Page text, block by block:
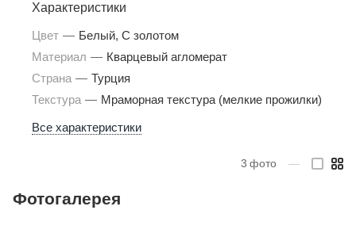
Характеристики
Цвет — Белый, С золотом
Материал — Кварцевый агломерат
Страна — Турция
Текстура — Мраморная текстура (мелкие прожилки)
Все характеристики
Фотогалерея
3 фото —